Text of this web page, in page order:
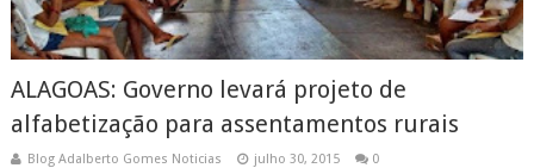
ALAGOAS: Governo levará projeto de
alfabetização para assentamentos rurais
Blog Adalberto Gomes Noticias julho 30, 2015 0